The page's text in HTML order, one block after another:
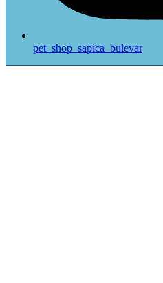
pet_shop_sapica_bulevar